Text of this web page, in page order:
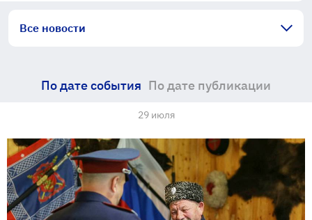
Все новости
По дате события По дате публикации
29 июля